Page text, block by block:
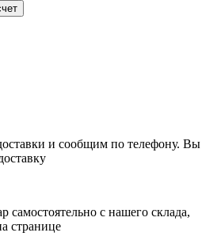
и сообщим по телефону. Вы
самостоятельно с нашего склада,
странице